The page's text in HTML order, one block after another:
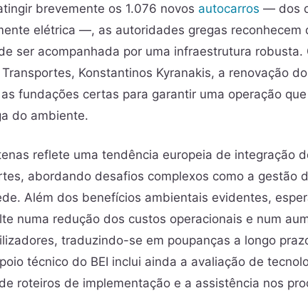
brevemente os 1.076 novos autocarros — dos
elétrica —, as autoridades gregas reconhecem
ser acompanhada por uma infraestrutura robusta.
Konstantinos Kyranakis, a renovação
fundações certas para garantir uma operação
do ambiente.
reflete uma tendência europeia de integração
abordando desafios complexos como a gestão
Além dos benefícios ambientais evidentes,
numa redução dos custos operacionais e num
traduzindo-se em poupanças a longo
técnico do BEI inclui ainda a avaliação de
roteiros de implementação e a assistência nos